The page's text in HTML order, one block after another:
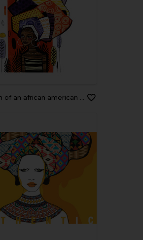
background of orange vertical stripe. Watercolor work with graphic elements is done in warm colors.